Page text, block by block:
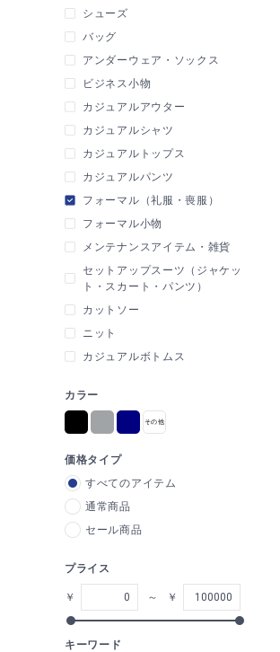
シューズ
バッグ
アンダーウェア・ソックス
ビジネス小物
カジュアルアウター
カジュアルシャツ
カジュアルトップス
カジュアルパンツ
フォーマル（礼服・喪服）
フォーマル小物
メンテナンスアイテム・雑貨
セットアップスーツ（ジャケッ
ト・スカート・パンツ）
カットソー
ニット
カジュアルボトムス
カラー
価格タイプ
すべてのアイテム
通常商品
セール商品
プライス
￥ ～ ￥
キーワード